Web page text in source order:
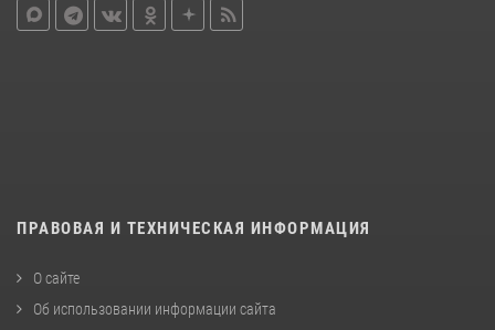
ПРАВОВАЯ И ТЕХНИЧЕСКАЯ ИНФОРМАЦИЯ
О сайте
Об использовании информации сайта